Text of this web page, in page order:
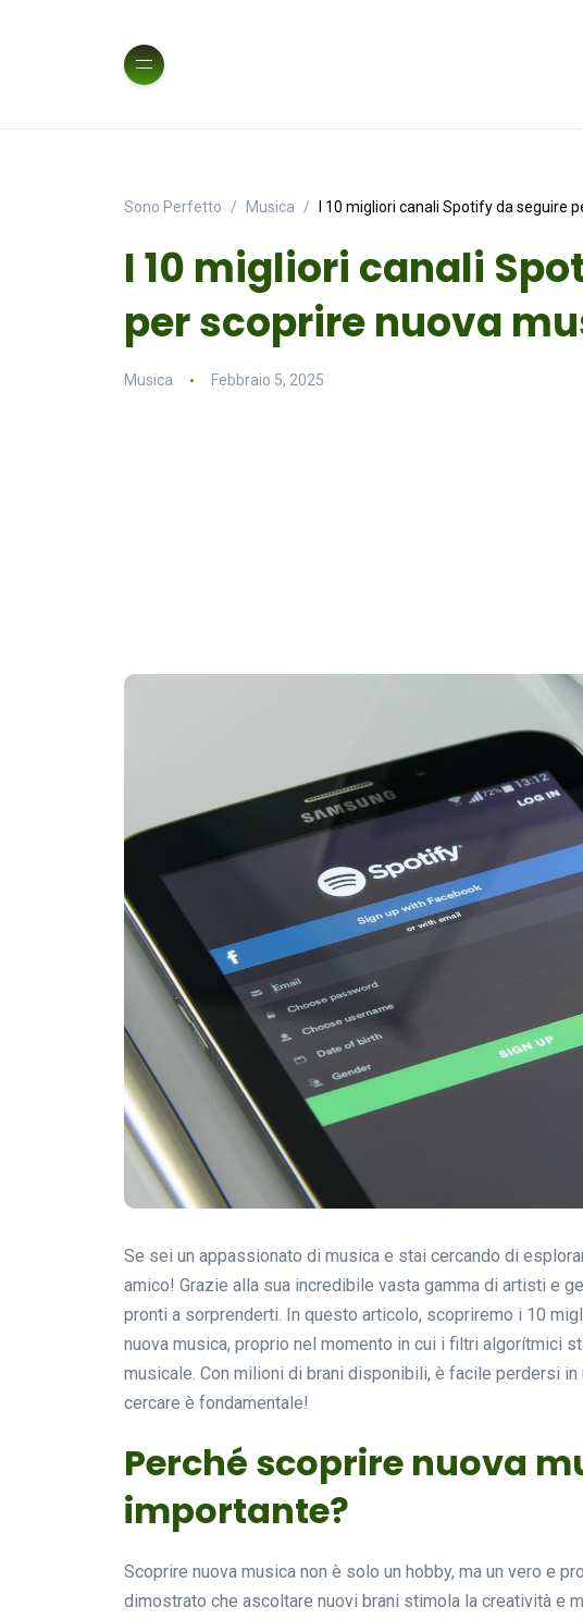
Sono Perfetto Musica I 10 migliori canali Spotify da seguire
I 10 migliori canali
per scoprire nuova
Musica Febbraio 5, 2025
Se sei un appassionato di musica e stai cercando di
amico! Grazie alla sua incredibile vasta gamma di artisti e
pronti a sorprenderti. In questo articolo, scopriremo i 10
nuova musica, proprio nel momento in cui i filtri algorítmici
musicale. Con milioni di brani disponibili, è facile perdersi
cercare è fondamentale!
Perché scoprire nuova
importante?
Scoprire nuova musica non è solo un hobby, ma un vero e
dimostrato che ascoltare nuovi brani stimola la creatività e